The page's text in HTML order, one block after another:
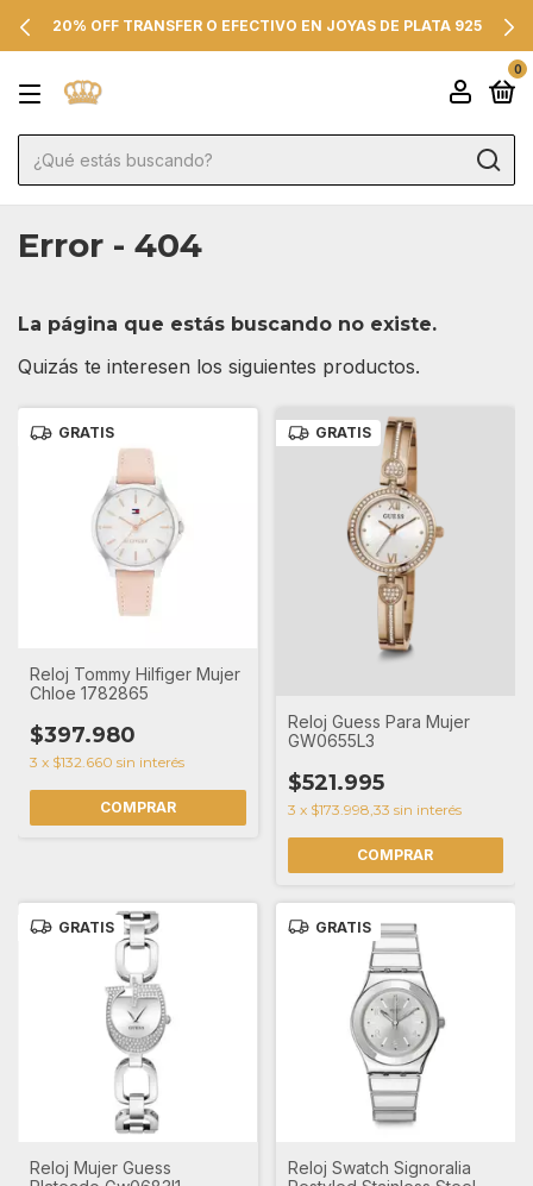
20% OFF TRANSFER O EFECTIVO EN JOYAS DE PLATA 925
0
Error - 404
La página que estás buscando no existe.
Quizás te interesen los siguientes productos.
GRATIS
Reloj Tommy Hilfiger Mujer
Chloe 1782865
$397.980
3 x $132.660 sin interés
GRATIS
Reloj Guess Para Mujer
GW0655L3
$521.995
3 x $173.998,33 sin interés
GRATIS
Reloj Mujer Guess
GRATIS
Reloj Swatch Signoralia